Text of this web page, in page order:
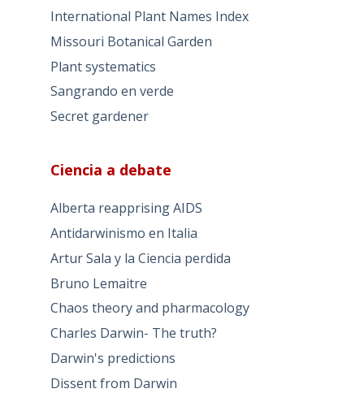
International Plant Names Index
Missouri Botanical Garden
Plant systematics
Sangrando en verde
Secret gardener
Ciencia a debate
Alberta reapprising AIDS
Antidarwinismo en Italia
Artur Sala y la Ciencia perdida
Bruno Lemaitre
Chaos theory and pharmacology
Charles Darwin- The truth?
Darwin's predictions
Dissent from Darwin